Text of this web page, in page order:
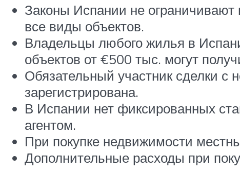
Законы Испании не ограничивают
все виды объектов.
Владельцы любого жилья в
объектов от €500 тыс. могут
Обязательный участник сделки с
зарегистрирована.
В Испании нет фиксированных
агентом.
При покупке недвижимости
Дополнительные расходы при